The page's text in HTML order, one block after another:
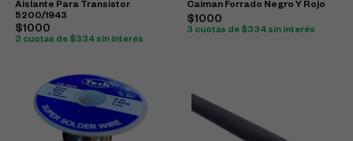
Aislante Para Transistor
5200/1943
$1000
3 cuotas de $334 sin interés
Caiman Forrado Negro Y Rojo
$1000
3 cuotas de $334 sin interés